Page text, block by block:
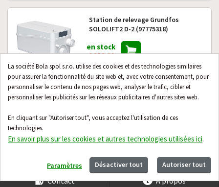
La société Bola spol s.r.o. utilise des cookies et des technologies similaires
pour assurer la fonctionnalité du site web et, avec votre consentement, pour
personnaliser le contenu de nos pages web, analyser le trafic, cibler et
personnaliser les publicités sur les réseaux publicitaires d'autres sites web.
En cliquant sur "Autoriser tout", vous acceptez l'utilisation de ces
technologies.
En savoir plus sur les cookies et autres technologies utilisées ici.
Paramètres Désactiver tout Autoriser tout
Station de relevage Grundfos
SOLOLIFT2 D-2 (97775318)
en stock
€ 358,09
Station de pompage des eaux usées
(97901037)
€ 1 623,92
Contact À propos